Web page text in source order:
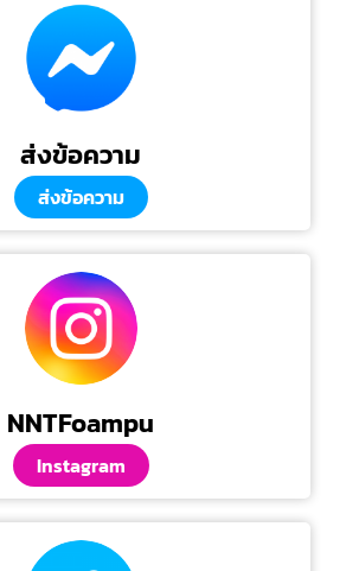
ส่งข้อความ
ส่งข้อความ
NNTFoampu
Instagram